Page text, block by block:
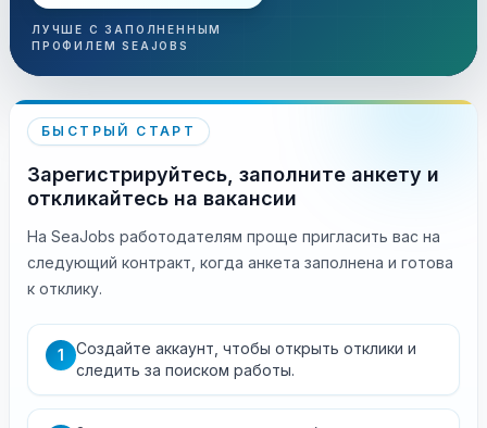
ЛУЧШЕ С ЗАПОЛНЕННЫМ
ПРОФИЛЕМ SEAJOBS
БЫСТРЫЙ СТАРТ
Зарегистрируйтесь, заполните анкету и
откликайтесь на вакансии
На SeaJobs работодателям проще пригласить вас на
следующий контракт, когда анкета заполнена и готова
к отклику.
1
Создайте аккаунт, чтобы открыть отклики и
следить за поиском работы.